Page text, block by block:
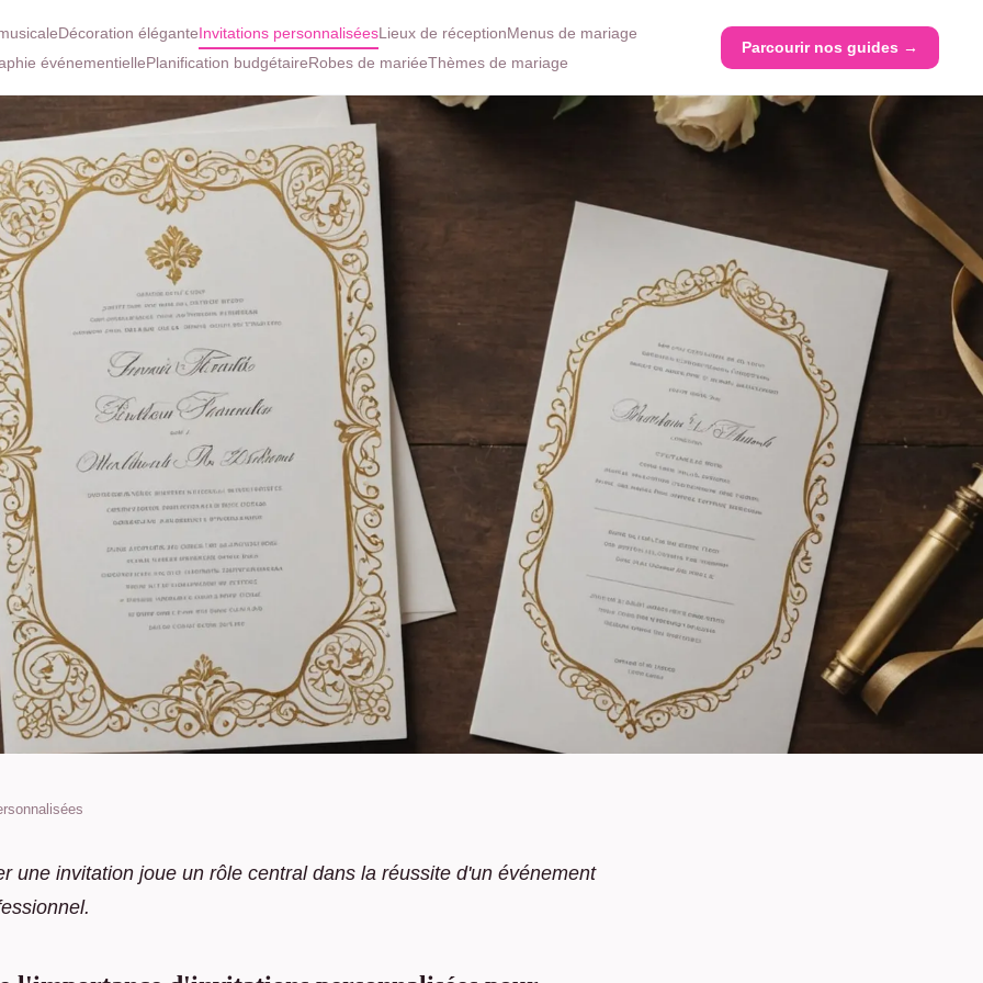
Décoration éléganteInvitations personnaliséesLieux de réceptionMenus de mariage
événementiellePlanification budgétaireRobes de mariéeThèmes de mariage
Parcourir nos guides →
des invitations
une invitation joue un rôle central dans la réussite d'un événement